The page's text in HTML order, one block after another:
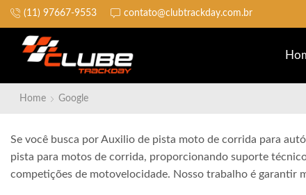
(11) 97667-9553 contato@clubtrackday.com.br
Não perca a largada
Home Google
Se você busca por Auxilio de pista moto de corrida para
pista para motos de corrida, proporcionando suporte
competições de motovelocidade. Nosso trabalho é garantir